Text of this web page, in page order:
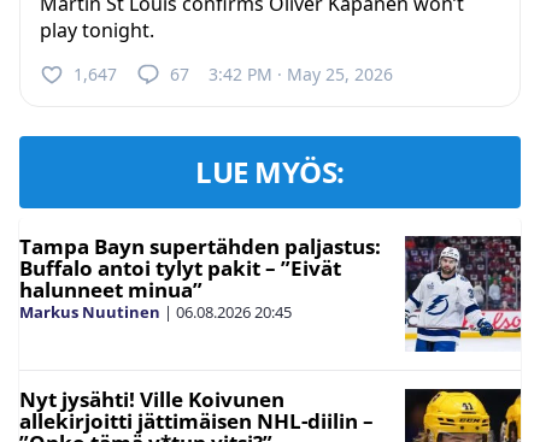
play tonight.
1,647 67 3:42 PM · May 25, 2026
LUE MYÖS:
Tampa Bayn supertähden paljastus:
Buffalo antoi tylyt pakit – ”Eivät
halunneet minua”
Markus Nuutinen | 06.08.202620:45
Nyt jysähti! Ville Koivunen
allekirjoitti jättimäisen NHL-diilin –